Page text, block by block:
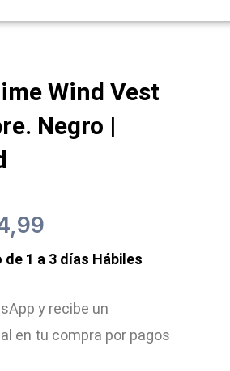
Wind Vest
Negro |
El
precio
actual
es:
de 1 a 3 días Hábiles
y recibe un
en tu compra por pagos